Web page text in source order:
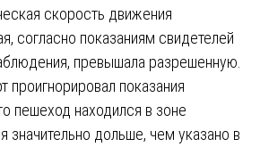
скорость движения
согласно показаниям свидетелей
превышала разрешенную.
проигнорировал показания
пешеход находился в зоне
значительно дольше, чем указано в